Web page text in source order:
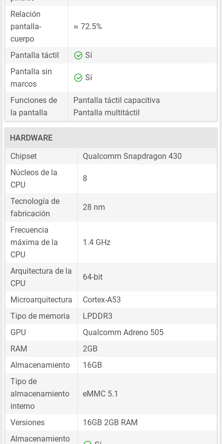
Relación
pantalla-
cuerpo
≈ 72.5%
Pantalla táctil
Sí
Pantalla sin
marcos
Sí
Funciones de
la pantalla
Pantalla táctil capacitiva
Pantalla multitáctil
HARDWARE
Chipset
Qualcomm Snapdragon 430
Núcleos de la
CPU
8
Tecnología de
fabricación
28 nm
Frecuencia
máxima de la
CPU
1.4 GHz
Arquitectura de la
CPU
64-bit
Microarquitectura
Cortex-A53
Tipo de memoria
LPDDR3
GPU
Qualcomm Adreno 505
RAM
2GB
Almacenamiento
16GB
Tipo de
almacenamiento
interno
eMMC 5.1
Versiones
16GB 2GB RAM
Almacenamiento